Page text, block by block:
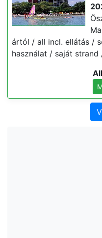
ártól / all incl. ellátás /
használat / saját strand